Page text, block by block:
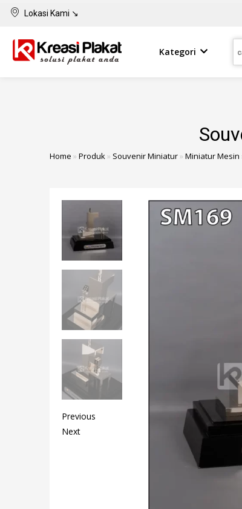
Lokasi Kami ↘
Kategori
Home » Produk» Souvenir Miniatur» Miniatur Mesin
Previous
Next